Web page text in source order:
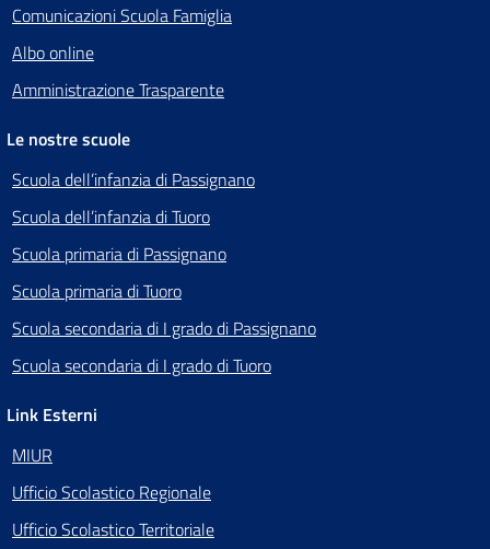
Comunicazioni Scuola Famiglia
Albo online
Amministrazione Trasparente
Le nostre scuole
Scuola dell’infanzia di Passignano
Scuola dell’infanzia di Tuoro
Scuola primaria di Passignano
Scuola primaria di Tuoro
Scuola secondaria di I grado di Passignano
Scuola secondaria di I grado di Tuoro
Link Esterni
MIUR
Ufficio Scolastico Regionale
Ufficio Scolastico Territoriale